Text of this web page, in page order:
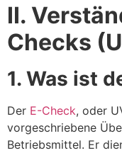
II.
Checks
1. Was ist
Der E-Check, oder
vorgeschriebene
Betriebsmittel. Er